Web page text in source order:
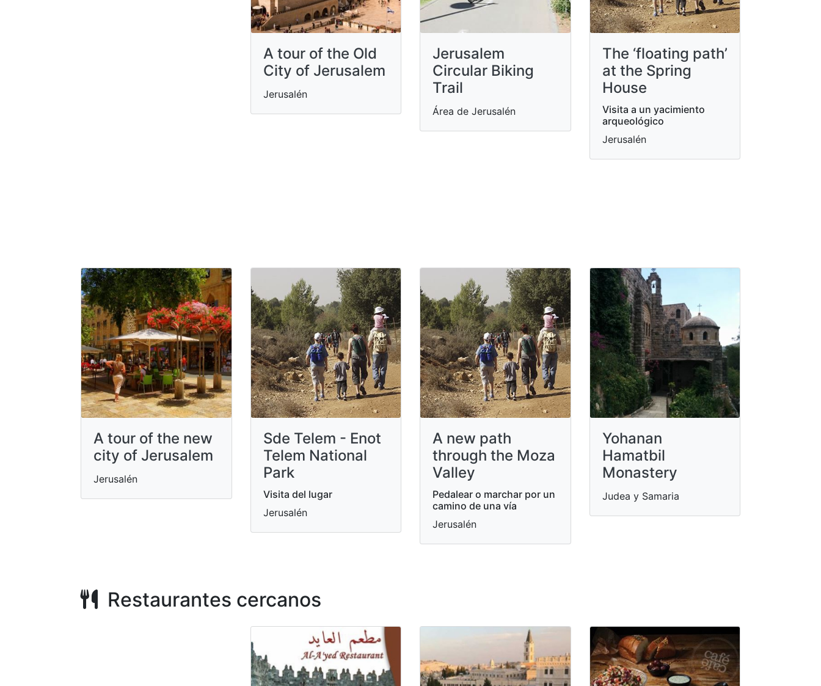
A tour of the Old
City of Jerusalem
Jerusalén
Jerusalem
Circular Biking
Trail
Área de Jerusalén
The ‘floating path’
at the Spring
House
Visita a un yacimiento
arqueológico
Jerusalén
A tour of the new
city of Jerusalem
Jerusalén
Sde Telem - Enot
Telem National
Park
Visita del lugar
Jerusalén
A new path
through the Moza
Valley
Pedalear o marchar por un
camino de una vía
Jerusalén
Yohanan
Hamatbil
Monastery
Judea y Samaria
Restaurantes cercanos